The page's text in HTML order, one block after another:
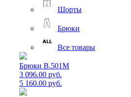
Шорты
Брюки
Все товары
Брюки B.501M
3 096.00 руб.
5 160.00 руб.